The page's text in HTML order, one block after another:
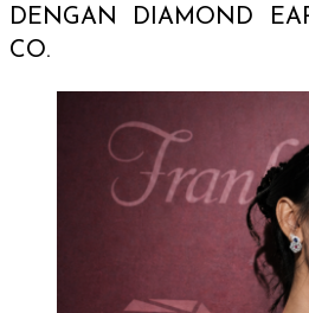
DENGAN
DIAMOND
CO.